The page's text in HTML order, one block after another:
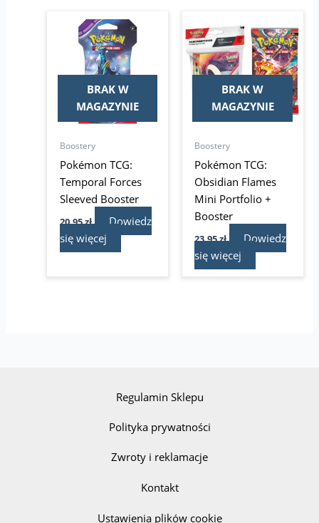
BRAK W
MAGAZYNIE
Boostery
Pokémon TCG:
Temporal Forces
Sleeved Booster
20,95zł
Dowiedz
się więcej
BRAK W
MAGAZYNIE
Boostery
Pokémon TCG:
Obsidian Flames
Mini Portfolio +
Booster
23,95zł
Dowiedz
się więcej
Regulamin Sklepu
Polityka prywatności
Zwroty i reklamacje
Kontakt
Ustawienia plików cookie